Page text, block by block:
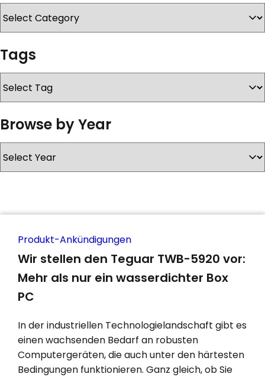
KONTAKT
Produkt-Ankündigungen
Wir stellen den Teguar TWB-5920 vor:
Mehr als nur ein wasserdichter Box
PC
In der industriellen Technologielandschaft gibt es
einen wachsenden Bedarf an robusten
Computergeräten, die auch unter den härtesten
Bedingungen funktionieren. Ganz gleich, ob Sie
Tags
Browse by Year